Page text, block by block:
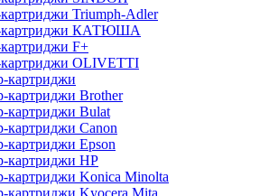
Triumph-Adler
картриджи КАТЮША
F+
OLIVETTI
картриджи
картриджи Brother
картриджи Bulat
картриджи Canon
картриджи Epson
картриджи HP
картриджи Konica Minolta
картриджи Kyocera Mita